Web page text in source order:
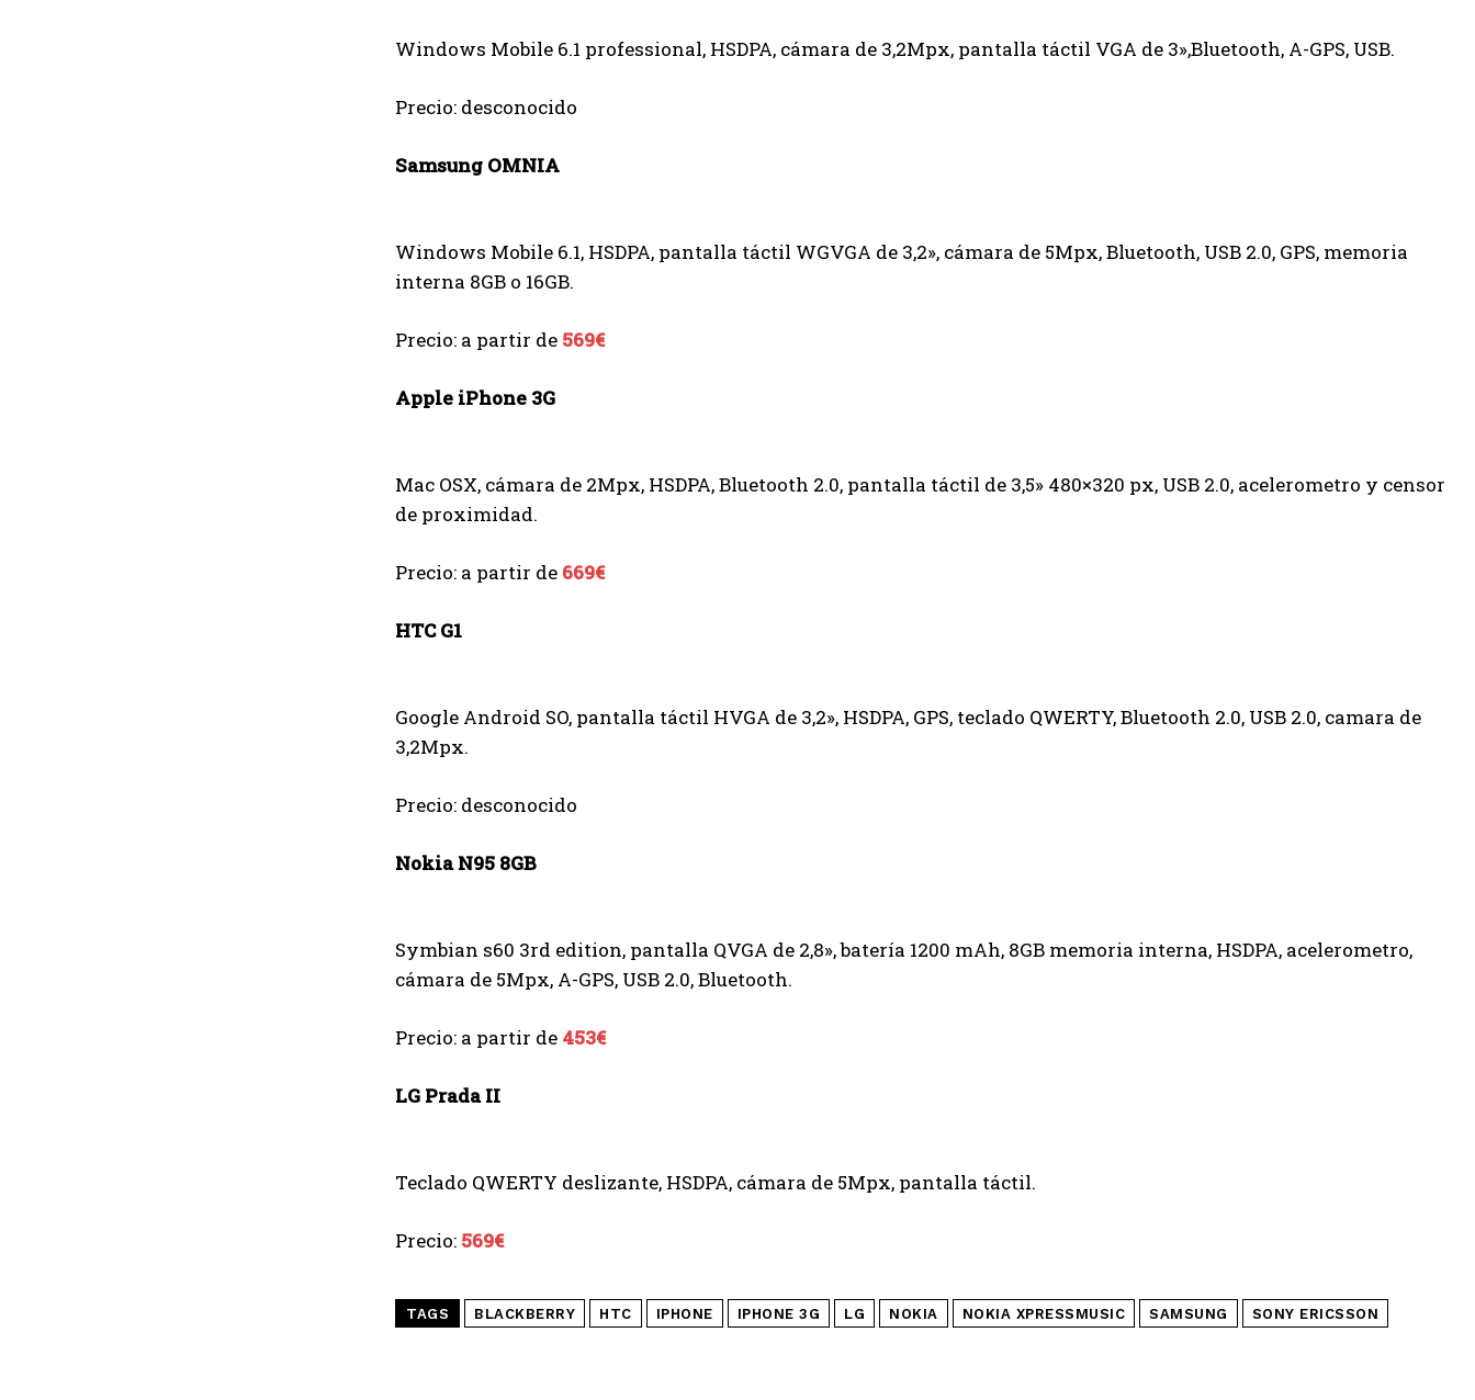
Windows Mobile 6.1 professional, HSDPA, cámara de 3,2Mpx, pantalla táctil VGA de 3»,Bluetooth, A-GPS, USB.
Precio: desconocido
Samsung OMNIA
Windows Mobile 6.1, HSDPA, pantalla táctil WGVGA de 3,2», cámara de 5Mpx, Bluetooth, USB 2.0, GPS, memoria
interna 8GB o 16GB.
Precio: a partir de 569€
Apple iPhone 3G
Mac OSX, cámara de 2Mpx, HSDPA, Bluetooth 2.0, pantalla táctil de 3,5» 480×320 px, USB 2.0, acelerometro y censor
de proximidad.
Precio: a partir de 669€
HTC G1
Google Android SO, pantalla táctil HVGA de 3,2», HSDPA, GPS, teclado QWERTY, Bluetooth 2.0, USB 2.0, camara de
3,2Mpx.
Precio: desconocido
Nokia N95 8GB
Symbian s60 3rd edition, pantalla QVGA de 2,8», batería 1200 mAh, 8GB memoria interna, HSDPA, acelerometro,
cámara de 5Mpx, A-GPS, USB 2.0, Bluetooth.
Precio: a partir de 453€
LG Prada II
Teclado QWERTY deslizante, HSDPA, cámara de 5Mpx, pantalla táctil.
Precio: 569€
TAGS BLACKBERRY HTC IPHONE IPHONE 3G LG NOKIA NOKIA XPRESSMUSIC SAMSUNG SONY ERICSSON